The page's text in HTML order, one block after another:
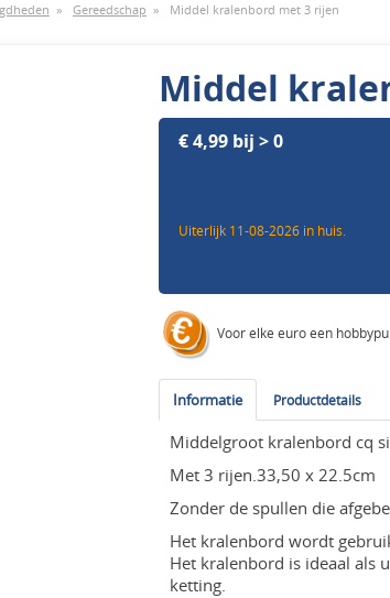
» Gereedschap » Middel kralenbord met 3 rijen
Middel
€ 4,99 bij > 0
Uiterlijk 11-08-2026 in huis.
Voor elke euro een
Informatie Productdetails
Middelgroot kralenbord cq
Met 3 rijen.33,50 x 22.5cm
Zonder de spullen die
Het kralenbord wordt
Het kralenbord is ideaal als
ketting.